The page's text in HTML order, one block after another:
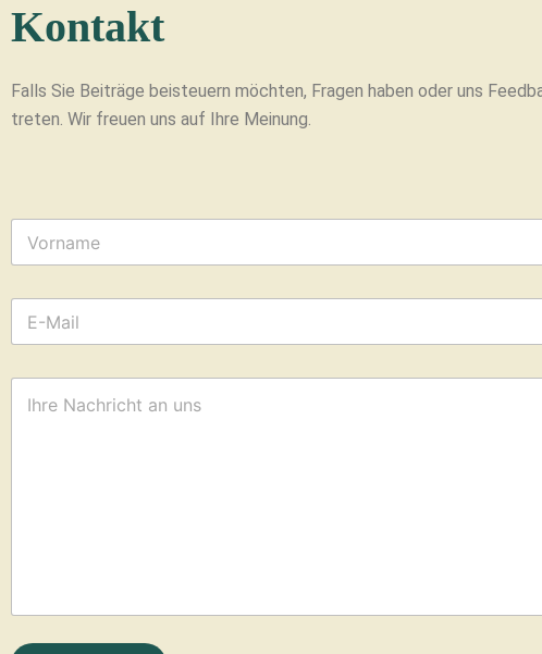
Kontakt
Falls Sie Beiträge beisteuern möchten, Fragen haben oder uns
treten. Wir freuen uns auf Ihre Meinung.